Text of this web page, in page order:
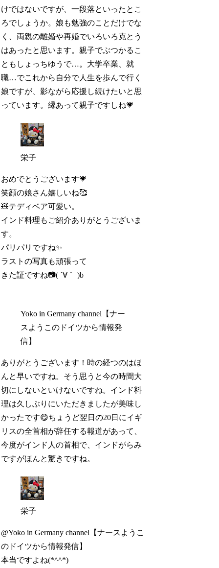
けではないですが、一段落といったとこ
ろでしょうか。娘も勉強のことだけでな
く、両親の離婚や再婚でいろいろ克とう
はあったと思います。親子でぶつかるこ
ともしょっちゆうで…。大学卒業、就
職…でこれから自分で人生を歩んで行く
娘ですが、影ながら応援し続けたいと思
っています。縁あって親子ですしね💗
栄子
おめでとうございます💗
笑顔の娘さん嬉しいね🥰
🧸テディベア可愛い。
インド料理もご紹介ありがとうございま
す。
パリパリですね✨
ラストの写真も頑張って
きた証ですね📷️( ´∀｀ )b
Yoko in Germany channel【ナー
スようこのドイツから情報発
信】
ありがとうございます！時の経つのはほ
んと早いですね。そう思うと今の時間大
切にしないといけないですね。インド料
理は久しぶりにいただきましたが美味し
かったです😋ちょうど翌日の20日にイギ
リスの全首相が辞任する報道があって、
今度がインド人の首相で、インドがらみ
ですがほんと驚きですね。
栄子
@Yoko in Germany channel【ナースようこ
のドイツから情報発信】
本当ですよね(*^^*)